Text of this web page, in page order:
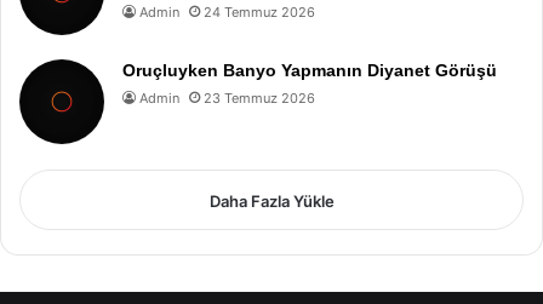
Admin 24 Temmuz 2026
Oruçluyken Banyo Yapmanın Diyanet Görüşü
Admin 23 Temmuz 2026
Daha Fazla Yükle